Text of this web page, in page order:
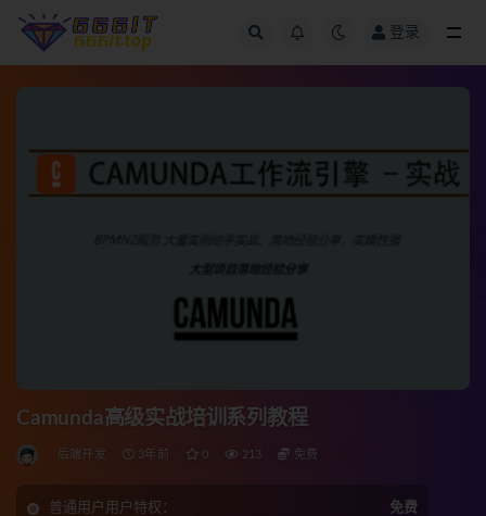
登录
Camunda高级实战培训系列教程
后端开发 3年前 0 213 免费
普通用户用户特权： 免费